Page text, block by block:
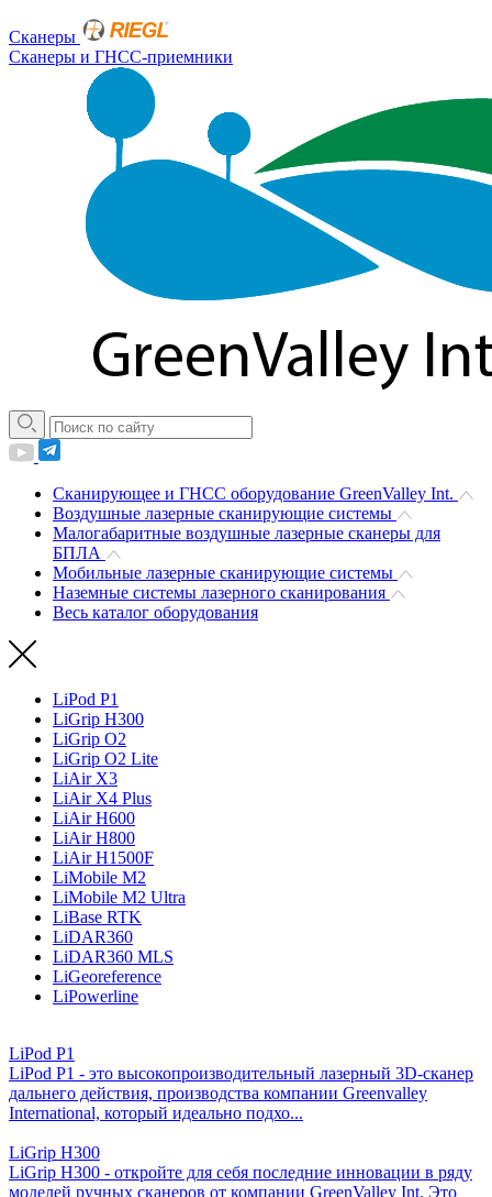
Сканеры
Сканеры и ГНСС-приемники
Сканирующее и ГНСС оборудование GreenValley Int.
Воздушные лазерные сканирующие системы
Малогабаритные воздушные лазерные сканеры для
БПЛА
Мобильные лазерные сканирующие системы
Наземные системы лазерного сканирования
Весь каталог оборудования
LiPod P1
LiGrip H300
LiGrip O2
LiGrip O2 Lite
LiAir X3
LiAir X4 Plus
LiAir H600
LiAir H800
LiAir H1500F
LiMobile M2
LiMobile M2 Ultra
LiBase RTK
LiDAR360
LiDAR360 MLS
LiGeoreference
LiPowerline
LiPod P1
LiPod P1 - это высокопроизводительный лазерный 3D-сканер
дальнего действия, производства компании Greenvalley
International, который идеально подхо...
LiGrip H300
LiGrip H300 - откройте для себя последние инновации в ряду
моделей ручных сканеров от компании GreenValley Int. Это